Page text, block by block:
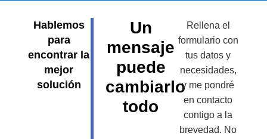
Hablemos
para
encontrar la
mejor
solución
Un
mensaje
puede
cambiarlo
todo
Rellena el
formulario con
tus datos y
necesidades,
y me pondré
en contacto
contigo a la
brevedad. No